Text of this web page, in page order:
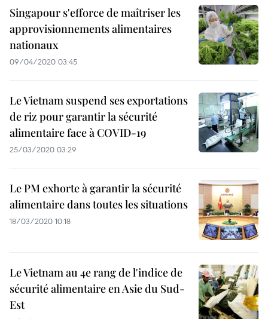
Singapour s'efforce de maîtriser les
approvisionnements alimentaires
nationaux
09/04/2020 03:45
Le Vietnam suspend ses exportations
de riz pour garantir la sécurité
alimentaire face à COVID-19
25/03/2020 03:29
Le PM exhorte à garantir la sécurité
alimentaire dans toutes les situations
18/03/2020 10:18
Le Vietnam au 4e rang de l'indice de
sécurité alimentaire en Asie du Sud-
Est